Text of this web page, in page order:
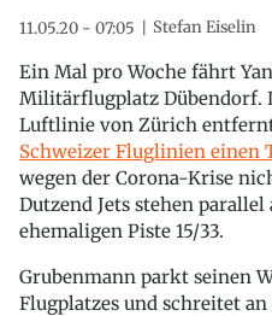
11.05.20 - 07:05 Stefan Eiselin
Ein Mal pro Woche fährt
Militärflugplatz Dübendorf.
Luftlinie von Zürich
Schweizer Fluglinien einen
wegen der Corona-Krise
Dutzend Jets stehen
ehemaligen Piste 15/33.
Grubenmann parkt seinen
Flugplatzes und schreitet